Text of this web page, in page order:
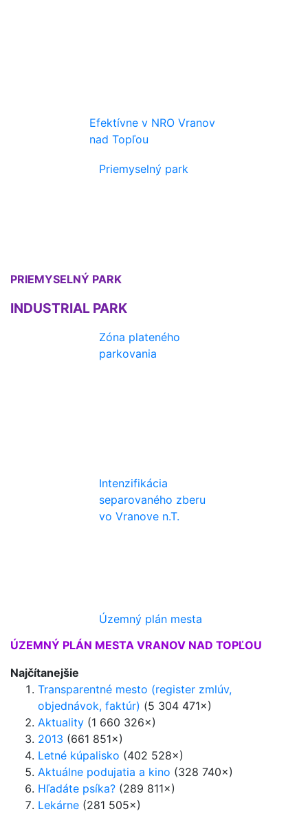
Efektívne v NRO Vranov
nad Topľou
Priemyselný park
PRIEMYSELNÝ PARK
INDUSTRIAL PARK
Zóna plateného
parkovania
Intenzifikácia
separovaného zberu
vo Vranove n.T.
Územný plán mesta
ÚZEMNÝ PLÁN MESTA VRANOV NAD TOPĽOU
Najčítanejšie
Transparentné mesto (register zmlúv,
objednávok, faktúr) (5 304 471×)
Aktuality (1 660 326×)
2013 (661 851×)
Letné kúpalisko (402 528×)
Aktuálne podujatia a kino (328 740×)
Hľadáte psíka? (289 811×)
Lekárne (281 505×)